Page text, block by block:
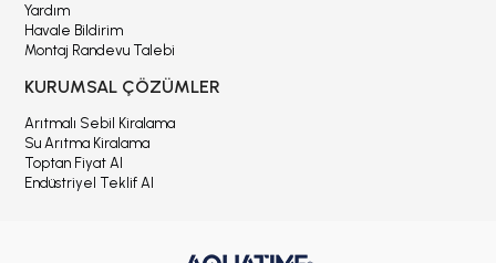
Yardım
Havale Bildirim
Montaj Randevu Talebi
KURUMSAL ÇÖZÜMLER
Arıtmalı Sebil Kiralama
Su Arıtma Kiralama
Toptan Fiyat Al
Endüstriyel Teklif Al